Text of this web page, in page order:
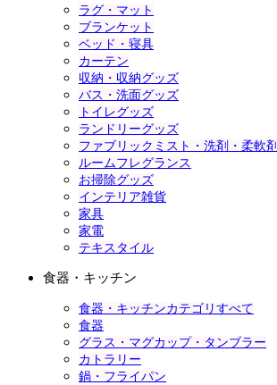
ラグ・マット
ブランケット
ベッド・寝具
カーテン
収納・収納グッズ
バス・洗面グッズ
トイレグッズ
ランドリーグッズ
ファブリックミスト・洗剤・柔軟剤
ルームフレグランス
お掃除グッズ
インテリア雑貨
家具
家電
テキスタイル
食器・キッチン
食器・キッチンカテゴリすべて
食器
グラス・マグカップ・タンブラー
カトラリー
鍋・フライパン